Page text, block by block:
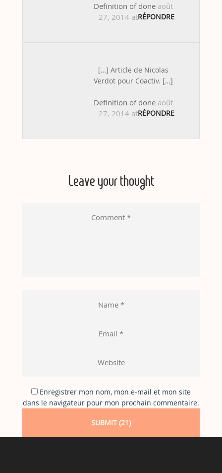
Definition of done août
27, 2014 at 9:36 am
RÉPONDRE
[…] Article de Nicolas
Verdot pour Coactiv. […]
Definition of done août
27, 2014 at 9:36 am
RÉPONDRE
Leave your thought
Enregistrer mon nom, mon e-mail et mon site
dans le navigateur pour mon prochain commentaire.